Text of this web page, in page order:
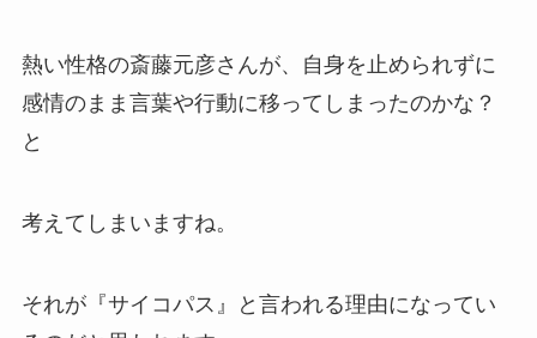
熱い性格の斎藤元彦さんが、自身を止められずに
感情のまま言葉や行動に移ってしまったのかな？
と
考えてしまいますね。
それが『サイコパス』と言われる理由になってい